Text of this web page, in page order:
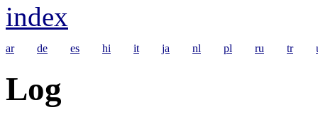
index
ar de es hi it ja nl pl ru tr
Log